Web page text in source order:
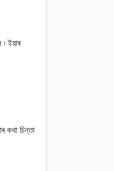
ইয়াৰ
কথা চিন্তা